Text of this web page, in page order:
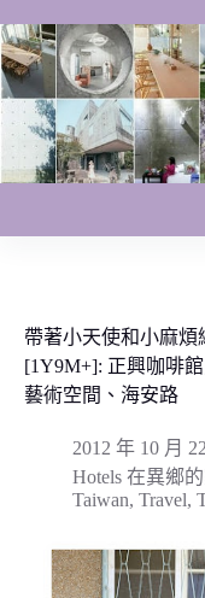
至
主
要
內
容
帶著小天使和小麻
[1Y9M+]: 正興咖啡
藝術空間、海安路
2012 年 10 月
Hotels 在異鄉
Taiwan, Travel,